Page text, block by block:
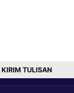
KIRIM TULISAN